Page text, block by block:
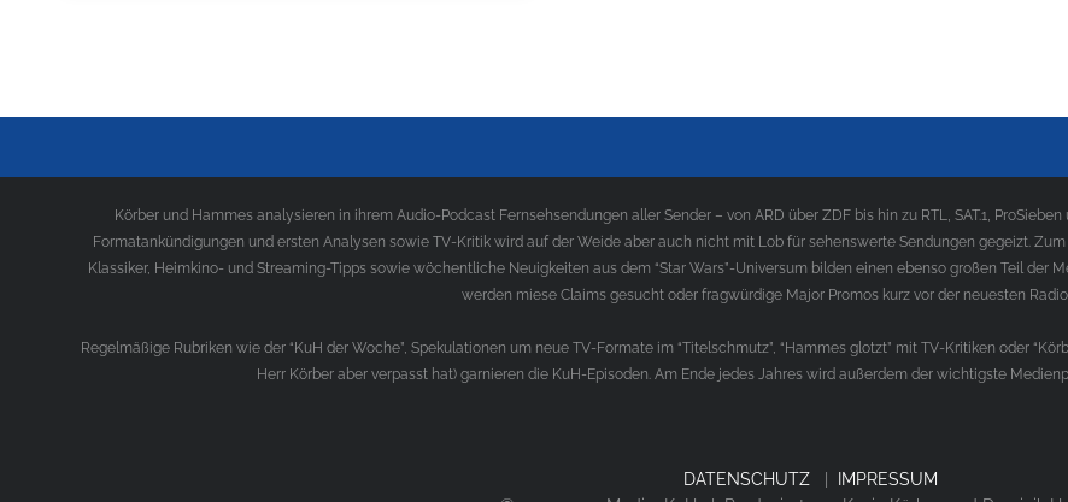
Körber und Hammes analysieren in ihrem Audio-Podcast Fernsehsendungen aller Sender – von ARD über ZDF bis hin zu RTL, SAT.1,
Formatankündigungen und ersten Analysen sowie TV-Kritik wird auf der Weide aber auch nicht mit Lob für sehenswerte Sendungen gegeizt.
Klassiker, Heimkino- und Streaming-Tipps sowie wöchentliche Neuigkeiten aus dem “Star Wars”-Universum bilden einen ebenso großen Teil der
werden miese Claims gesucht oder fragwürdige Major Promos kurz vor der neuesten
Regelmäßige Rubriken wie der “KuH der Woche”, Spekulationen um neue TV-Formate im “Titelschmutz”, “Hammes glotzt” mit TV-Kritiken oder
Herr Körber aber verpasst hat) garnieren die KuH-Episoden. Am Ende jedes Jahres wird außerdem der wichtigste
DATENSCHUTZ|
IMPRESSUM